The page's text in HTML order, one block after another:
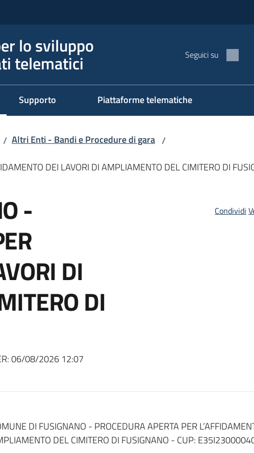
lo sviluppo
telematici Seguici su
Supporto Piattaforme telematiche
/ Altri Enti - Bandi e Procedure di gara /
DEI LAVORI DI AMPLIAMENTO DEL CIMITERO DI
-
DI
DI
06/08/2026 12:07
Condividi
del bando
DI FUSIGNANO - PROCEDURA APERTA PER
DEL CIMITERO DI FUSIGNANO - CUP: